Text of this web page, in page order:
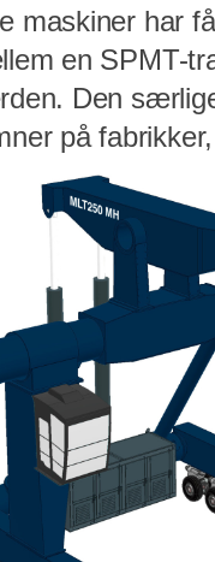
maskiner har
en SPMT-
Den
på